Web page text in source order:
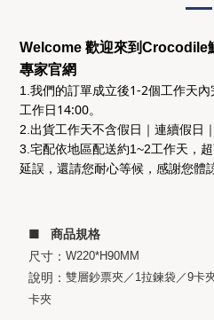
Welcome 歡迎來到Crocodile
專家官網
1.我們的訂單成立後1-2個工作天內
工作日14:00。
2.出貨工作天不含假日｜連續假日
3.宅配依地區配送約1~2工作天，
延誤，還請您耐心等候，感謝您體
■ 商品規格
尺寸： W220*H90MM
說明： 雙層鈔票夾／1拉鍊袋／9卡
卡夾